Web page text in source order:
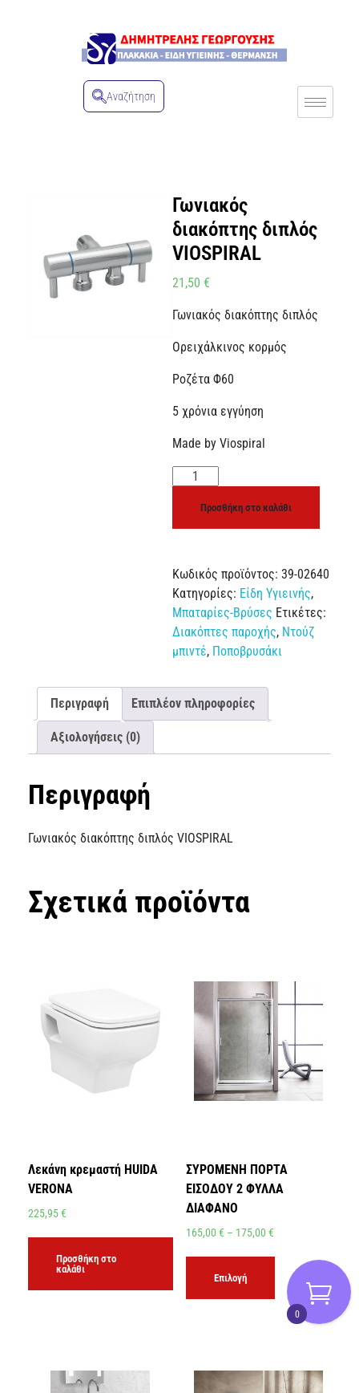
Αναζήτηση
Γωνιακός
διακόπτης διπλός
VIOSPIRAL
21,50 €
Γωνιακός διακόπτης διπλός
Ορειχάλκινος κορμός
Ροζέτα Φ60
5 χρόνια εγγύηση
Made by Viospiral
Προσθήκη στο καλάθι
Κωδικός προϊόντος: 39-02640
Κατηγορίες: Είδη Υγιεινής,
Μπαταρίες-Βρύσες Ετικέτες:
Διακόπτες παροχής, Ντούζ
μπιντέ, Ποποβρυσάκι
Περιγραφή Επιπλέον πληροφορίες
Αξιολογήσεις (0)
Περιγραφή
Γωνιακός διακόπτης διπλός VIOSPIRAL
Σχετικά προϊόντα
Λεκάνη κρεμαστή HUIDA
VERONA
225,95€
Προσθήκη στο
καλάθι
ΣΥΡΟΜΕΝΗ ΠΟΡΤΑ
ΕΙΣΟΔΟΥ 2 ΦΥΛΛΑ
ΔΙΑΦΑΝΟ
165,00 € – 175,00 €
Επιλογή
0